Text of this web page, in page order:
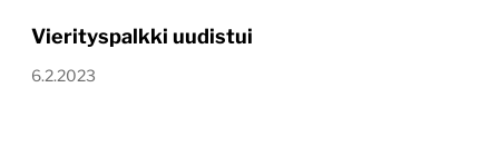
Vierityspalkki uudistui
6.2.2023